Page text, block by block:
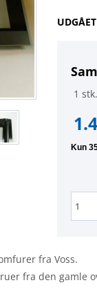
1 stk.
fra Voss.
fra den gamle